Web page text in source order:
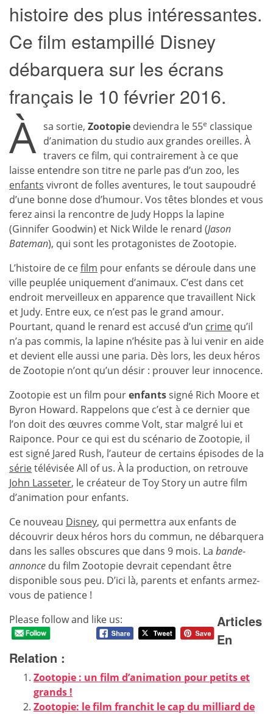
histoire des plus intéressantes.
Ce film estampillé Disney
débarquera sur les écrans
français le 10 février 2016.
À sa sortie, Zootopie deviendra le 55e classique
d’animation du studio aux grandes oreilles. À
travers ce film, qui contrairement à ce que
laisse entendre son titre ne parle pas d’un zoo, les
enfants vivront de folles aventures, le tout saupoudré
d’une bonne dose d’humour. Vos têtes blondes et vous
ferez ainsi la rencontre de Judy Hopps la lapine
(Ginnifer Goodwin) et Nick Wilde le renard (Jason
Bateman), qui sont les protagonistes de Zootopie.
L’histoire de cefilm pour enfants se déroule dans une
ville peuplée uniquement d’animaux. C’est dans cet
endroit merveilleux en apparence que travaillent Nick
et Judy. Entre eux, ce n’est pas le grand amour.
Pourtant, quand le renard est accusé d’un crime qu’il
n’a pas commis, la lapine n’hésite pas à lui venir en aide
et devient elle aussi une paria. Dès lors, les deux héros
de Zootopie n’ont qu’un désir : prouver leur innocence.
Zootopie est un film pourenfantssigné Rich Moore et
Byron Howard. Rappelons que c’est à ce dernier que
l’on doit des œuvres comme Volt, star malgré lui et
Raiponce. Pour ce qui est du scénario de Zootopie, il
est signé Jared Rush, l’auteur de certains épisodes de la
sérietélévisée All of us. À la production, on retrouve
John Lasseter, le créateur de Toy Story un autre film
d’animation pour enfants.
Ce nouveau Disney, qui permettra aux enfants de
découvrir deux héros hors du commun, ne débarquera
dans les salles obscures que dans 9 mois. La bande-
annonce du film Zootopie devrait cependant être
disponible sous peu. D’ici là, parents et enfants armez-
vous de patience !
Please follow and like us:
Articles
En
Relation :
Zootopie : un film d’animation pour petits et
grands !
Zootopie: le film franchit le cap du milliard de